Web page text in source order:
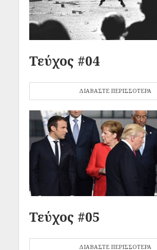
Τεύχος #04
ΔΙΑΒΑΣΤΕ ΠΕΡΙΣΣΟΤΕΡΑ
Τεύχος #05
ΔΙΑΒΑΣΤΕ ΠΕΡΙΣΣΟΤΕΡΑ